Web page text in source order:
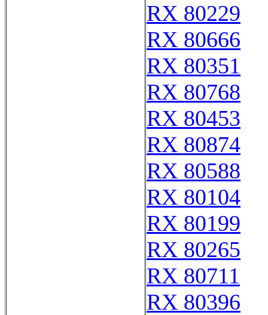
RX 80229
RX 80666
RX 80351
RX 80768
RX 80453
RX 80874
RX 80588
RX 80104
RX 80199
RX 80265
RX 80711
RX 80396